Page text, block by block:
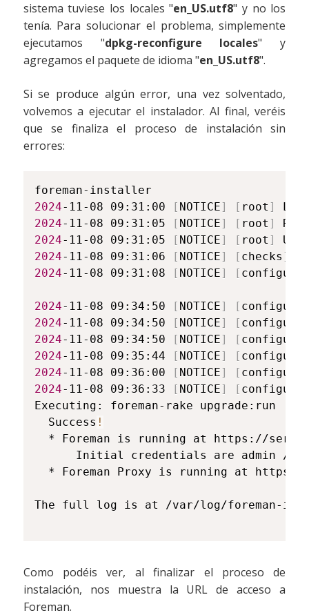
sistema tuviese los locales "en_US.utf8" y no los
tenía. Para solucionar el problema, simplemente
ejecutamos "dpkg-reconfigure locales" y
agregamos el paquete de idioma "en_US.utf8".
Si se produce algún error, una vez solventado,
volvemos a ejecutar el instalador. Al final, veréis
que se finaliza el proceso de instalación sin
errores:
2024-11-08 09:31:00 [ NOTICE] [ root ]
2024-11-08 09:31:05 [ NOTICE] [ root ]
2024-11-08 09:31:05 [ NOTICE] [ root ]
2024-11-08 09:31:06 [ NOTICE] [ checks ]
2024-11-08 09:31:08 [ NOTICE] [ configure
2024-11-08 09:34:50 [ NOTICE] [ configure
2024-11-08 09:34:50 [ NOTICE] [ configure
2024-11-08 09:34:50 [ NOTICE] [ configure
2024-11-08 09:35:44 [ NOTICE] [ configure
2024-11-08 09:36:00 [ NOTICE] [ configure
2024-11-08 09:36:33 [ NOTICE] [ configure
Executing: foreman-rake upgrade:run
  Success
!
* Foreman is running at https://
Initial credentials are admin /
* Foreman Proxy is running at
The full log is at /var/log/foreman-
Como podéis ver, al finalizar el proceso de
instalación, nos muestra la URL de acceso a
Foreman.